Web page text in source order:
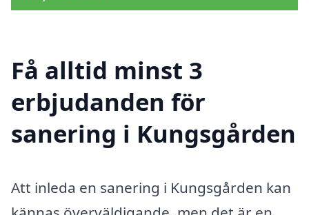
Få alltid minst 3
erbjudanden för
sanering i Kungsgården
Att inleda en sanering i Kungsgården kan